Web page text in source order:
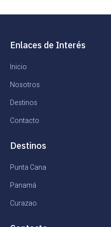
Enlaces de Interés
Inicio
Nosotros
Destinos
Contacto
Destinos
Punta Cana
Panamá
Curazao